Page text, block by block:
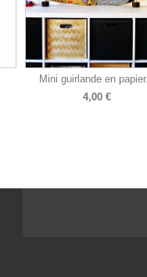
Mini guirlande en
4,00 €